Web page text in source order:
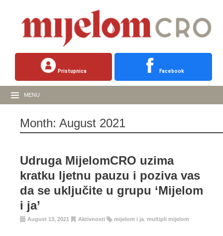
Pristupnica Facebook
MENU
Month: August 2021
Udruga MijelomCRO uzima
kratku ljetnu pauzu i poziva vas
da se uključite u grupu ‘Mijelom
i ja’
August 13, 2021 Aktivnosti mijelom i ja multipli mijelom